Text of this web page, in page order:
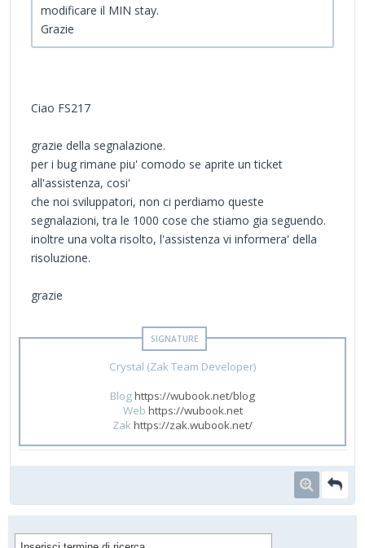
modificare il MIN stay.
Grazie
Ciao FS217
grazie della segnalazione.
per i bug rimane piu' comodo se aprite un ticket
all'assistenza, cosi'
che noi sviluppatori, non ci perdiamo queste
segnalazioni, tra le 1000 cose che stiamo gia seguendo.
inoltre una volta risolto, l'assistenza vi informera' della
risoluzione.
grazie
Crystal (Zak Team Developer)
Bloghttps://wubook.net/blog
Web https://wubook.net
Zakhttps://zak.wubook.net/